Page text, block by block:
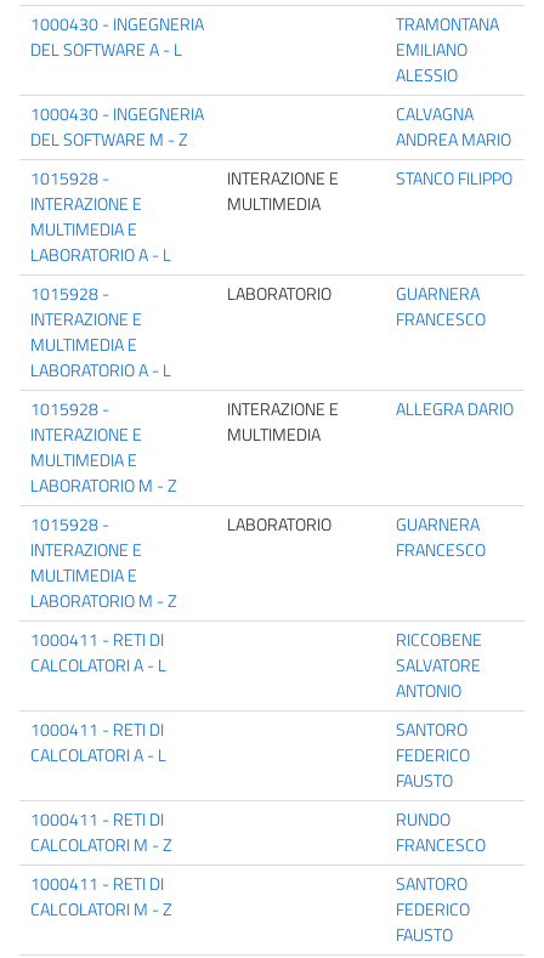
1000430 - INGEGNERIA
DEL SOFTWARE A - L
TRAMONTANA
EMILIANO
ALESSIO
1000430 - INGEGNERIA
DEL SOFTWARE M - Z
CALVAGNA
ANDREA MARIO
1015928 -
INTERAZIONE E
MULTIMEDIA E
LABORATORIO A - L
INTERAZIONE E
MULTIMEDIA
STANCO FILIPPO
1015928 -
INTERAZIONE E
MULTIMEDIA E
LABORATORIO A - L
LABORATORIO
GUARNERA
FRANCESCO
1015928 -
INTERAZIONE E
MULTIMEDIA E
LABORATORIO M - Z
INTERAZIONE E
MULTIMEDIA
ALLEGRA DARIO
1015928 -
INTERAZIONE E
MULTIMEDIA E
LABORATORIO M - Z
LABORATORIO
GUARNERA
FRANCESCO
1000411 - RETI DI
CALCOLATORI A - L
RICCOBENE
SALVATORE
ANTONIO
1000411 - RETI DI
CALCOLATORI A - L
SANTORO
FEDERICO
FAUSTO
1000411 - RETI DI
CALCOLATORI M - Z
RUNDO
FRANCESCO
1000411 - RETI DI
CALCOLATORI M - Z
SANTORO
FEDERICO
FAUSTO